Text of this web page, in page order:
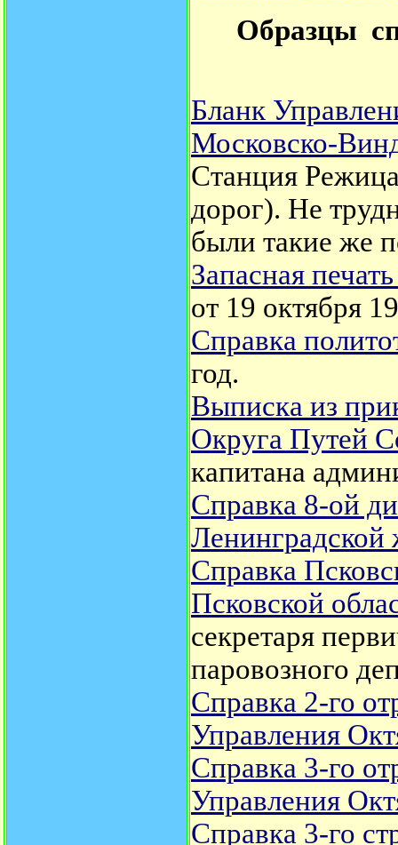
Образцы
Бланк
Московско-
Станция
дорог). Не
были такие же
Запасная
от 19 октября
Справка
год.
Выписка из
Округа Путей
капитана
Справка 8-ой
Ленинградской
Справка
Псковской
секретаря
паровозного
Справка 2-го
Управления
Справка 3-го
Управления
Справка 3-го